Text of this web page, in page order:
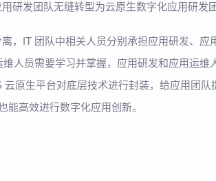
研发团队无缝转型为云原生数字化应用研发团
，IT 团队中相关人员分别承担应用研发、应
人员需要学习并掌握，应用研发和应用运维
原生平台对底层技术进行封装，给应用团
高效进行数字化应用创新。